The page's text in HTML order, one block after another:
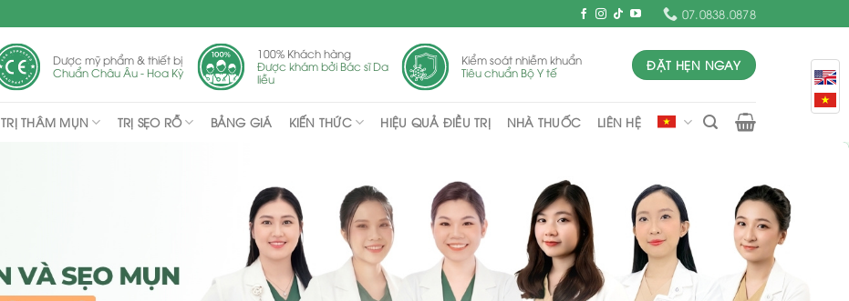
07.0838.0878
Dược mỹ phẩm & thiết bị
Chuẩn Châu Âu - Hoa Kỳ
100% Khách hàng
Được khám bởi Bác sĩ Da
liễu
Kiểm soát nhiễm khuẩn
Tiêu chuẩn Bộ Y tế
ĐẶT HẸN NGAY
TRỊ THÂM MỤN TRỊ SẸO RỖ BẢNG GIÁ KIẾN THỨC HIỆU QUẢ ĐIỀU TRỊ NHÀ THUỐC LIÊN HỆ